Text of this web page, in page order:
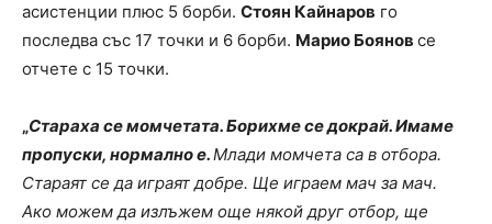
асистенции плюс 5 борби. Стоян Кайнаров го
последва със 17 точки и 6 борби. Марио Боянов се
отчете с 15 точки.
„Стараха се момчетата. Борихме се докрай. Имаме
пропуски, нормално е.Млади момчета са в отбора.
Стараят се да играят добре. Ще играем мач за мач.
Ако можем да излъжем още някой друг отбор, ще